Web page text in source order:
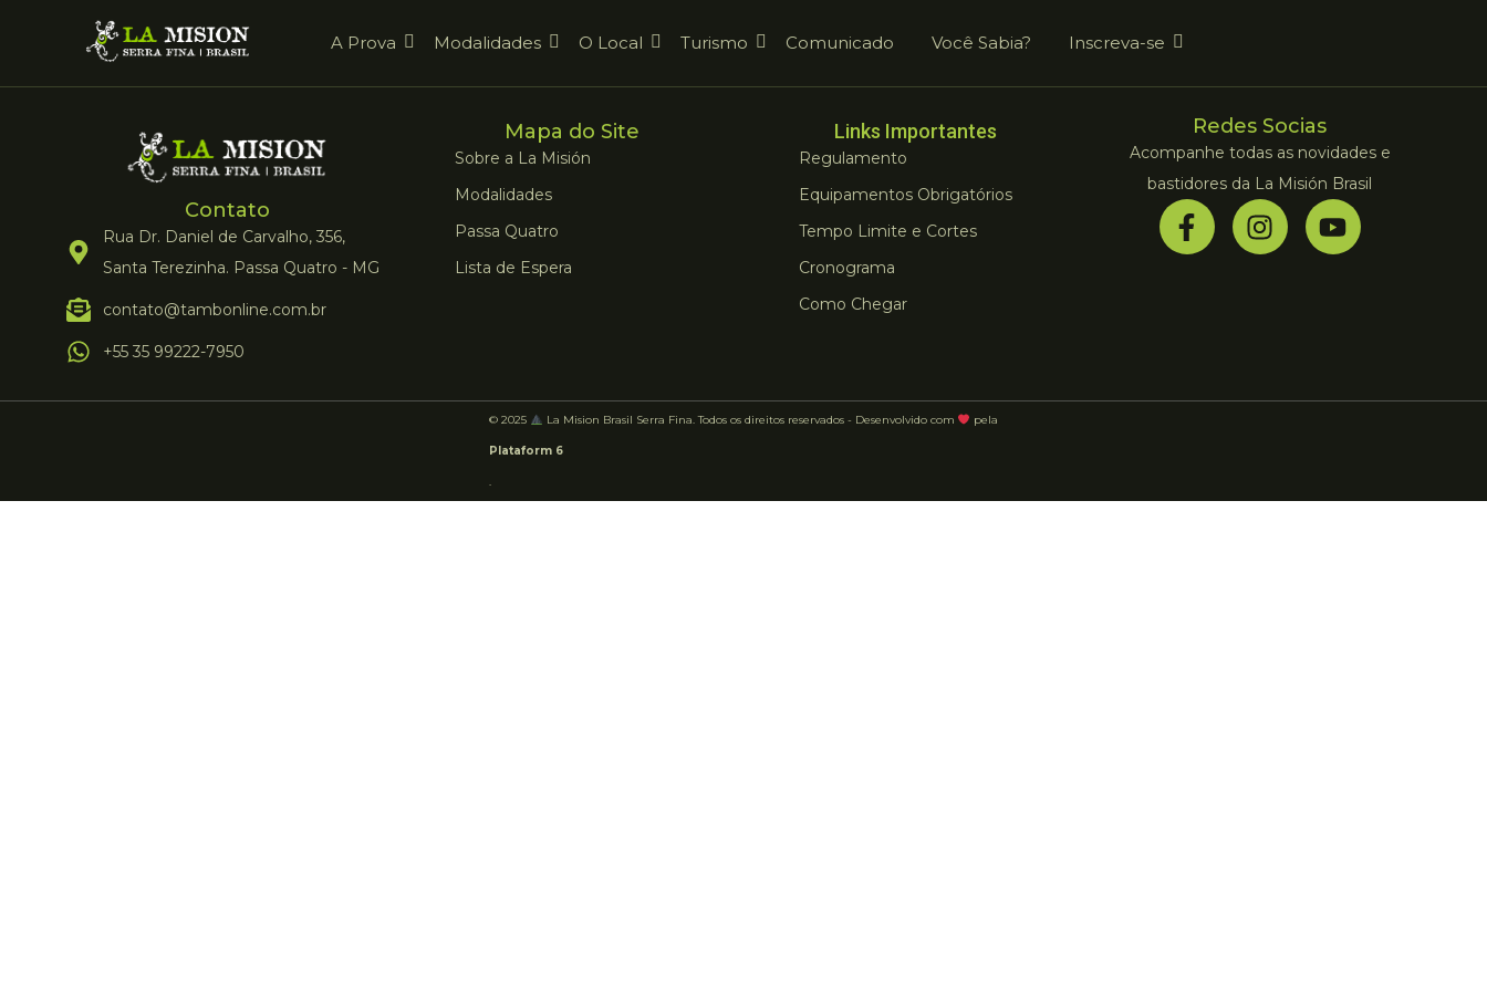
A Prova Modalidades O Local Turismo Comunicado Você Sabia? Inscreva-se
Contato
Rua Dr. Daniel de Carvalho, 356,
Santa Terezinha. Passa Quatro - MG
contato@tambonline.com.br
+55 35 99222-7950
Mapa do Site
Sobre a La Misión
Modalidades
Passa Quatro
Lista de Espera
Links Importantes
Regulamento
Equipamentos Obrigatórios
Tempo Limite e Cortes
Cronograma
Como Chegar
Redes Socias
Acompanhe todas as novidades e
bastidores da La Misión Brasil
© 2025 La Mision Brasil Serra Fina. Todos os direitos reservados - Desenvolvido com pela
Plataform 6
.